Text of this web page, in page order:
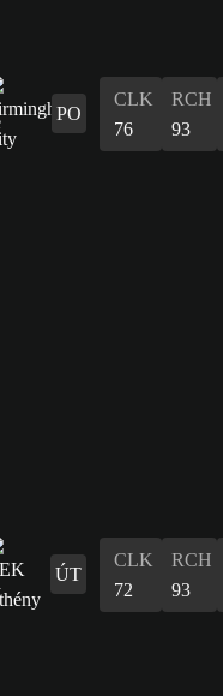
PO
CLK
76
RCH
93
ÚT
CLK
72
RCH
93